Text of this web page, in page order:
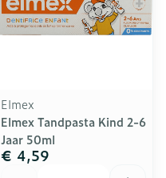
Elmex
Elmex Tandpasta Kind 2-6
Jaar 50ml
€ 4,59